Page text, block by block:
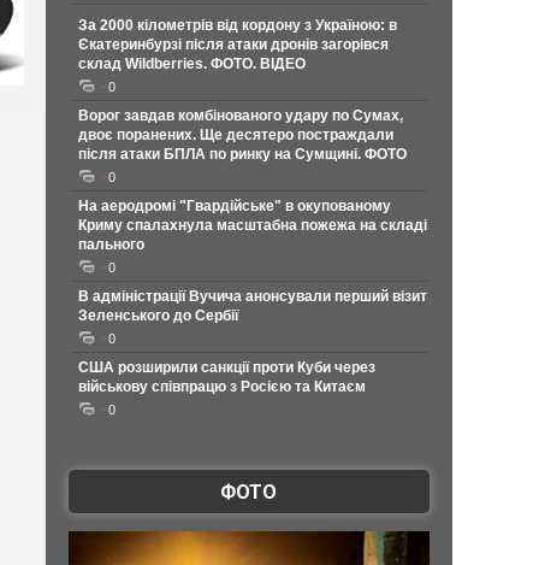
За 2000 кілометрів від кордону з Україною: в
Єкатеринбурзі після атаки дронів загорівся
склад Wildberries. ФОТО. ВІДЕО
0
Ворог завдав комбінованого удару по Сумах,
двоє поранених. Ще десятеро постраждали
після атаки БПЛА по ринку на Сумщині. ФОТО
0
На аеродромі "Гвардійське" в окупованому
Криму спалахнула масштабна пожежа на складі
пального
0
В адміністрації Вучича анонсували перший візит
Зеленського до Сербії
0
США розширили санкції проти Куби через
військову співпрацю з Росією та Китаєм
0
ФОТО